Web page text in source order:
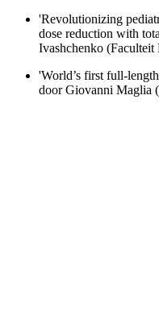
'Revolutionizing
dose reduction with
Ivashchenko
'World’s first full-
door Giovanni Maglia